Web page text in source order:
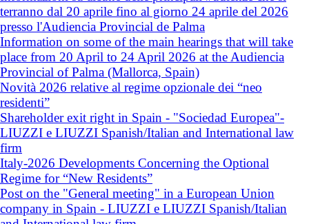
terranno dal 20 aprile fino al giorno 24 aprile del 2026
presso l'Audiencia Provincial de Palma
Information on some of the main hearings that will take
place from 20 April to 24 April 2026 at the Audiencia
Provincial of Palma (Mallorca, Spain)
Novità 2026 relative al regime opzionale dei “neo
residenti”
Shareholder exit right in Spain - "Sociedad Europea"-
LIUZZI e LIUZZI Spanish/Italian and International law
firm
Italy-2026 Developments Concerning the Optional
Regime for “New Residents”
Post on the "General meeting" in a European Union
company in Spain - LIUZZI e LIUZZI Spanish/Italian